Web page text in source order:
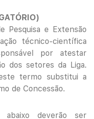
Pesquisa e Extensão
técnico-científica
por atestar
dos setores da Liga.
termo substitui a
de Concessão.
abaixo deverão ser